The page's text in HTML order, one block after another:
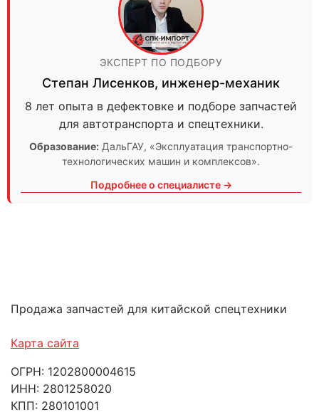
ЭКСПЕРТ ПО ПОДБОРУ
Степан Лисенков, инженер-механик
8 лет опыта в дефектовке и подборе запчастей
для автотранспорта и спецтехники.
Образование: ДальГАУ, «Эксплуатация транспортно-
технологических машин и комплексов».
Подробнее о специалисте →
Продажа запчастей для китайской спецтехники
Карта сайта
ОГРН: 1202800004615
ИНН: 2801258020
КПП: 280101001